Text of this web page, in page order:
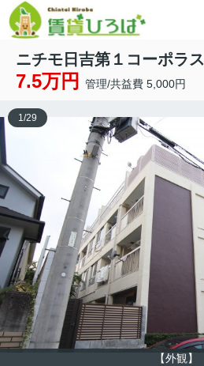
ニチモ日吉第１コーポラス
7.5万円 管理/共益費 5,000円
【外観】
1/29